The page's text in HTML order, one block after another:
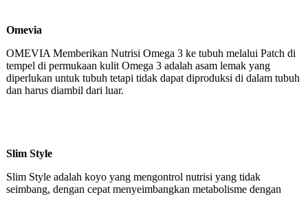
Omevia
OMEVIA Memberikan Nutrisi Omega 3 ke tubuh melalui Patch di
tempel di permukaan kulit Omega 3 adalah asam lemak yang
diperlukan untuk tubuh tetapi tidak dapat diproduksi di dalam tubuh
dan harus diambil dari luar.
Slim Style
Slim Style adalah koyo yang mengontrol nutrisi yang tidak
seimbang, dengan cepat menyeimbangkan metabolisme dengan